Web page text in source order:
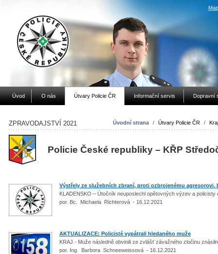
Úvod O nás Útvary Policie ČR Informační servis Dopravní
Úvodní strana / Útvary Policie ČR /
ZPRAVODAJSTVÍ 2021
Policie České republiky – KŘP
Výstřely ze služebních zbraní, proti ozbrojenému agresorovi,
KLADENSKO – Útočník neuposlechl opětovných výzev a
por. Bc. Michaela Richterová - 16.12.2021
AKTUALIZACE: Policisté vypátrali hledaného muže
KRAJ - Muže následně obvinili ze zvlášť závažného zločinu
por. Ing. Barbora Schneeweissová - 16.12.2021